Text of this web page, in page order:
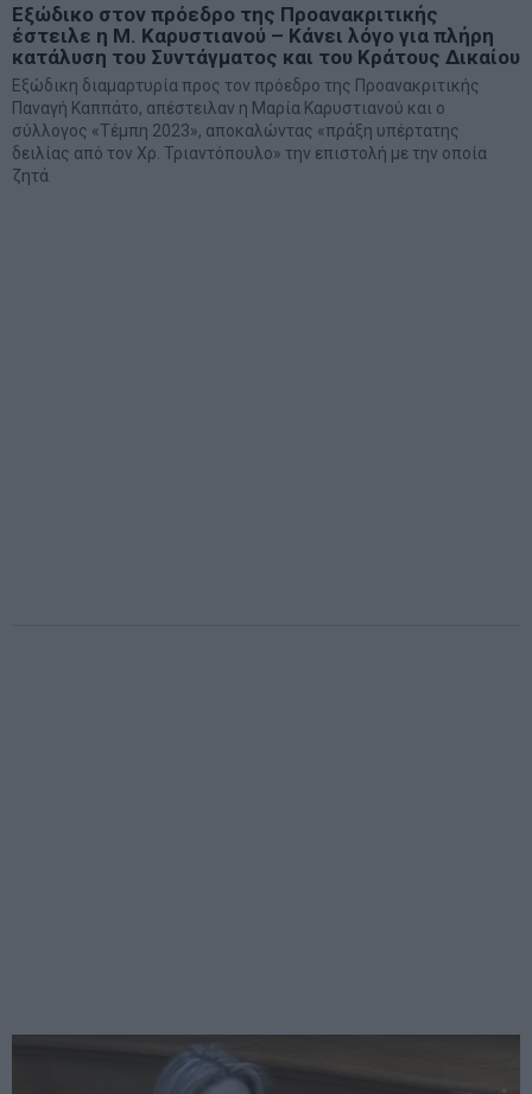
Εξώδικο στον πρόεδρο της Προανακριτικής
έστειλε η Μ. Καρυστιανού – Κάνει λόγο για πλήρη
κατάλυση του Συντάγματος και του Κράτους Δικαίου
Εξώδικη διαμαρτυρία προς τον πρόεδρο της Προανακριτικής
Παναγή Καππάτο, απέστειλαν η Μαρία Καρυστιανού και ο
σύλλογος «Τέμπη 2023», αποκαλώντας «πράξη υπέρτατης
δειλίας από τον Χρ. Τριαντόπουλο» την επιστολή με την οποία
ζητά